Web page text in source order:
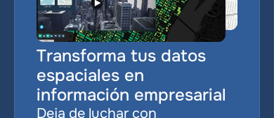
Transforma tus datos
espaciales en
información empresarial
Deja de luchar con